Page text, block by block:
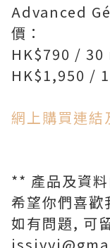
Advanced
價：
HK$790 /
HK$1,950 /
網上購買連結
** 產品及資
希望你們喜歡
如有問題, 可